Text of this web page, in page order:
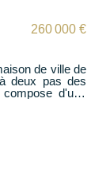
260 000 €
de ville de
deux pas des